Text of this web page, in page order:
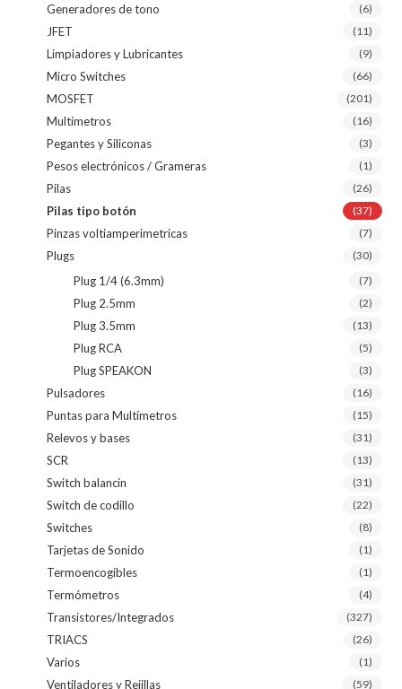
Generadores de tono (6)
JFET (11)
Limpiadores y Lubricantes (9)
Micro Switches (66)
MOSFET (201)
Multímetros (16)
Pegantes y Siliconas (3)
Pesos electrónicos / Grameras (1)
Pilas (26)
Pilas tipo botón (37)
Pinzas voltiamperimetricas (7)
Plugs (30)
Plug 1/4 (6.3mm) (7)
Plug 2.5mm (2)
Plug 3.5mm (13)
Plug RCA (5)
Plug SPEAKON (3)
Pulsadores (16)
Puntas para Multímetros (15)
Relevos y bases (31)
SCR (13)
Switch balancin (31)
Switch de codillo (22)
Switches (8)
Tarjetas de Sonido (1)
Termoencogibles (1)
Termómetros (4)
Transistores/Integrados (327)
TRIACS (26)
Varios (1)
Ventiladores y Rejillas (59)